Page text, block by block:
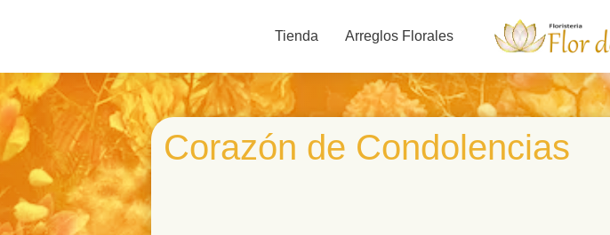
Tienda Arreglos Florales
Corazón de Condolencias